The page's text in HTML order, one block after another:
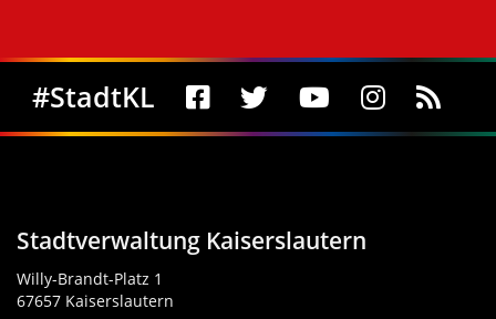
Social Media
#StadtKL
Stadtverwaltung Kaiserslautern
Willy-Brandt-Platz 1
67657 Kaiserslautern